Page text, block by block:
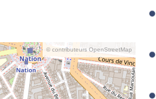
© contributeurs OpenStreetMap